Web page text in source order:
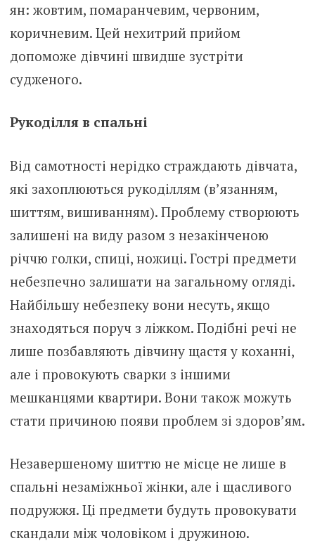
ян: жовтим, помаранчевим, червоним,
коричневим. Цей нехитрий прийом
допоможе дівчині швидше зустріти
судженого.
Рукоділля в спальні
Від самотності нерідко страждають дівчата,
які захоплюються рукоділлям (в’язанням,
шиттям, вишиванням). Проблему створюють
залишені на виду разом з незакінченою
річчю голки, спиці, ножиці. Гострі предмети
небезпечно залишати на загальному огляді.
Найбільшу небезпеку вони несуть, якщо
знаходяться поруч з ліжком. Подібні речі не
лише позбавляють дівчину щастя у коханні,
але і провокують сварки з іншими
мешканцями квартири. Вони також можуть
стати причиною появи проблем зі здоров’ям.
Незавершеному шиттю не місце не лише в
спальні незаміжньої жінки, але і щасливого
подружжя. Ці предмети будуть провокувати
скандали між чоловіком і дружиною.